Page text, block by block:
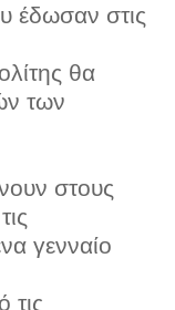
έδωσαν στις
θα
των
στους
γενναίο
τις